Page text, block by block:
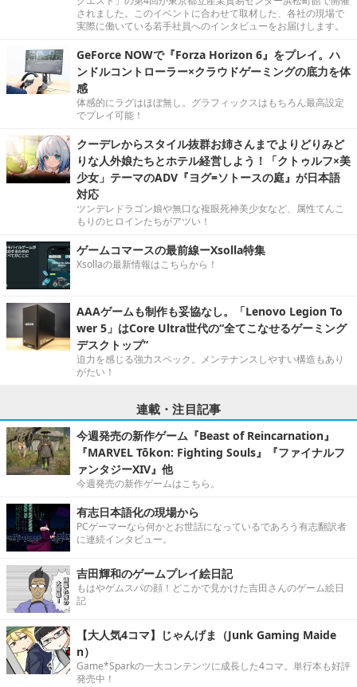
されました。このイベントに合わせて取材した、各社の現場で
実際に働いている若手社員へのインタビューをお届けします。
GeForce NOWで『Forza Horizon 6』をプレイ。ハ
ンドルコントローラー×クラウドゲーミングの底力を体
感
体感的にラグはほぼ無し。グラフィックスはもちろん最高設定
でプレイ可能！
クーデレからスタイル抜群お姉さんまでよりどりみど
りな人外娘たちとホテル経営しよう！「クトゥルフ×美
少女」テーマのADV『ヨグ=ソトースの庭』が日本語
対応
ツンデレドラゴン娘や無口な複眼死神美少女など、属性てんこ
もりのヒロインたちがアツい！
ゲームコマースの最前線ーXsolla特集
Xsollaの最新情報はこちらから！
AAAゲームも制作も妥協なし。「Lenovo Legion To
wer 5」はCore Ultra世代の“全てこなせるゲーミング
デスクトップ”
迫力を感じる強力スペック。メンテナンスしやすい構造もあり
がたい！
連載・注目記事
今週発売の新作ゲーム『Beast of Reincarnation』
『MARVEL Tōkon: Fighting Souls』『ファイナルフ
ァンタジーXIV』他
今週発売の新作ゲームはこちら。
有志日本語化の現場から
PCゲーマーなら何かとお世話になっているであろう有志翻訳者
に連続インタビュー。
吉田輝和のゲームプレイ絵日記
もはやゲムスパの顔！どこかで見かけた吉田さんのゲーム絵日
記
【大人気4コマ】じゃんげま（Junk Gaming Maide
n）
Game*Sparkの一大コンテンツに成長した4コマ。単行本も好評
発売中！